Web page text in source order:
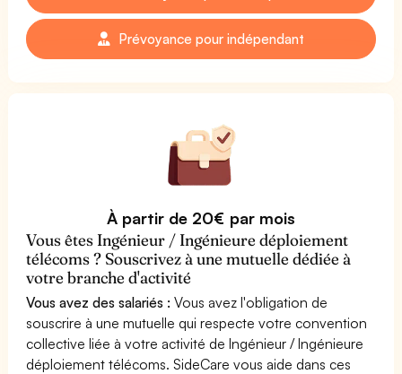
Prévoyance pour indépendant
À partir de 20€ par mois
Vous êtes Ingénieur / Ingénieure déploiement
télécoms ? Souscrivez à une mutuelle dédiée à
votre branche d'activité
Vous avez des salariés : Vous avez l'obligation de
souscrire à une mutuelle qui respecte votre convention
collective liée à votre activité de Ingénieur / Ingénieure
déploiement télécoms. SideCare vous aide dans ces